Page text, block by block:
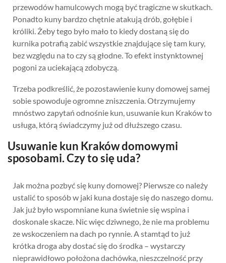
przewodów hamulcowych mogą być tragiczne w skutkach.
Ponadto kuny bardzo chętnie atakują drób, gołębie i
króliki. Żeby tego było mało to kiedy dostaną się do
kurnika potrafią zabić wszystkie znajdujące się tam kury,
bez względu na to czy są głodne. To efekt instynktownej
pogoni za uciekającą zdobyczą.
Trzeba podkreślić, że pozostawienie kuny domowej samej
sobie spowoduje ogromne zniszczenia. Otrzymujemy
mnóstwo zapytań odnośnie kun, usuwanie kun Kraków to
usługa, którą świadczymy już od dłuższego czasu.
Usuwanie kun Kraków domowymi
sposobami. Czy to się uda?
Jak można pozbyć się kuny domowej? Pierwsze co należy
ustalić to sposób w jaki kuna dostaje się do naszego domu.
Jak już było wspomniane kuna świetnie się wspina i
doskonale skacze. Nic więc dziwnego, że nie ma problemu
ze wskoczeniem na dach po rynnie. A stamtąd to już
krótka droga aby dostać się do środka – wystarczy
nieprawidłowo położona dachówka, nieszczelność przy